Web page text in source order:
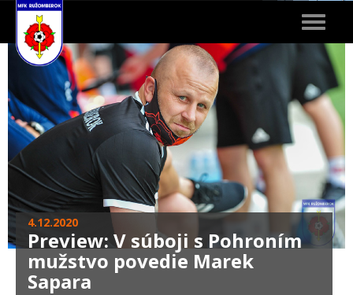
Toggle
4.12.2020
Preview: V súboji s Pohroním
mužstvo povedie Marek
Sapara